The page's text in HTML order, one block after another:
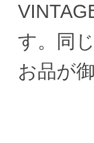
す。同
お品が